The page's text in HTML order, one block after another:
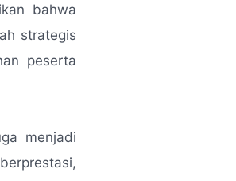
bahwa
strategis
peserta
menjadi